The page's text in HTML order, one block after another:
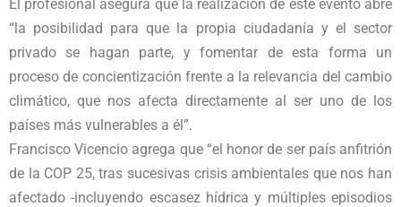
El profesional asegura que la realización de este evento abre
“la posibilidad para que la propia ciudadanía y el sector
privado se hagan parte, y fomentar de esta forma un
proceso de concientización frente a la relevancia del cambio
climático, que nos afecta directamente al ser uno de los
países más vulnerables a él”.
Francisco Vicencio agrega que “el honor de ser país anfitrión
de la COP 25, tras sucesivas crisis ambientales que nos han
afectado -incluyendo escasez hídrica y múltiples episodios